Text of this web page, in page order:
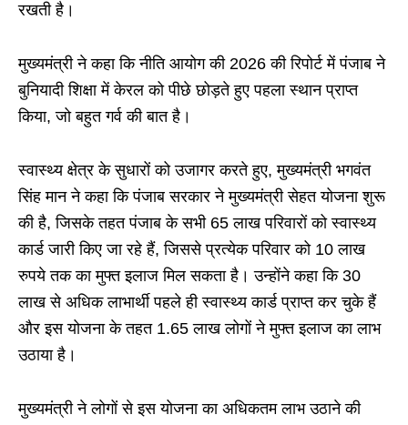
रखती है।
मुख्यमंत्री ने कहा कि नीति आयोग की 2026 की रिपोर्ट में पंजाब ने
बुनियादी शिक्षा में केरल को पीछे छोड़ते हुए पहला स्थान प्राप्त
किया, जो बहुत गर्व की बात है।
स्वास्थ्य क्षेत्र के सुधारों को उजागर करते हुए, मुख्यमंत्री भगवंत
सिंह मान ने कहा कि पंजाब सरकार ने मुख्यमंत्री सेहत योजना शुरू
की है, जिसके तहत पंजाब के सभी 65 लाख परिवारों को स्वास्थ्य
कार्ड जारी किए जा रहे हैं, जिससे प्रत्येक परिवार को 10 लाख
रुपये तक का मुफ्त इलाज मिल सकता है। उन्होंने कहा कि 30
लाख से अधिक लाभार्थी पहले ही स्वास्थ्य कार्ड प्राप्त कर चुके हैं
और इस योजना के तहत 1.65 लाख लोगों ने मुफ्त इलाज का लाभ
उठाया है।
मुख्यमंत्री ने लोगों से इस योजना का अधिकतम लाभ उठाने की